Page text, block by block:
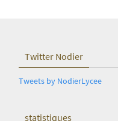
Twitter Nodier
Tweets by NodierLycee
statistiques